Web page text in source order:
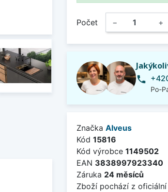
Počet − +
phone
Po-
Značka Alveus
Kód 15816
Kód výrobce 1149502
EAN 3838997923340
Záruka 24 měsíců
Zboží pochází z